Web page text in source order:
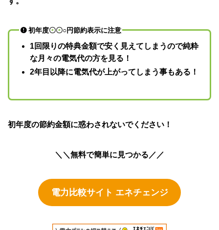
初年度〇〇○円節約表示に注意
1回限りの特典金額で安く見えてしまうので純粋
な月々の電気代の方を見る！
2年目以降に電気代が上がってしまう事もある！
初年度の節約金額に惑わされないでください！
＼＼無料で簡単に見つかる／／
電力比較サイト エネチェンジ